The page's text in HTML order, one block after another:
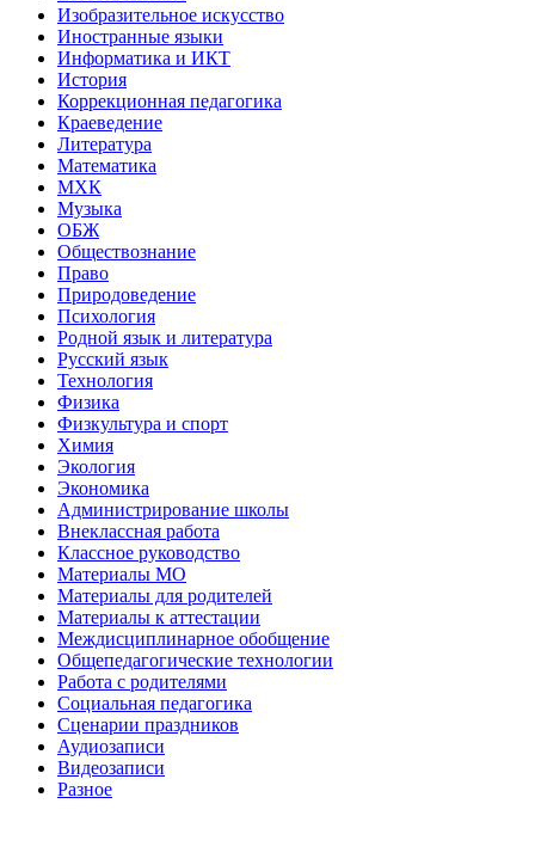
Изобразительное искусство
Иностранные языки
Информатика и ИКТ
История
Коррекционная педагогика
Краеведение
Литература
Математика
МХК
Музыка
ОБЖ
Обществознание
Право
Природоведение
Психология
Родной язык и литература
Русский язык
Технология
Физика
Физкультура и спорт
Химия
Экология
Экономика
Администрирование школы
Внеклассная работа
Классное руководство
Материалы МО
Материалы для родителей
Материалы к аттестации
Междисциплинарное обобщение
Общепедагогические технологии
Работа с родителями
Социальная педагогика
Сценарии праздников
Аудиозаписи
Видеозаписи
Разное